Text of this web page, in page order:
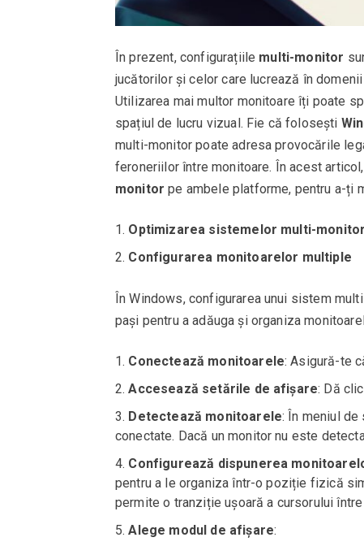
În prezent, configurațiile multi-monitor
jucătorilor și celor care lucrează în
Utilizarea mai multor monitoare îți poate
spațiul de lucru vizual. Fie că folosești
multi-monitor poate adresa provocările
feroneriilor între monitoare. În acest
monitor pe ambele platforme, pentru a-ți
Optimizarea sistemelor multi-
Configurarea monitoarelor multiple
În Windows, configurarea unui sistem
pași pentru a adăuga și organiza
Conectează monitoarele: Asigură-te
Accesează setările de afișare: Dă
Detectează monitoarele: În meniul
conectate. Dacă un monitor nu este
Configurează dispunerea
pentru a le organiza într-o poziție fizică
permite o tranziție ușoară a cursorului
Alege modul de afişare: